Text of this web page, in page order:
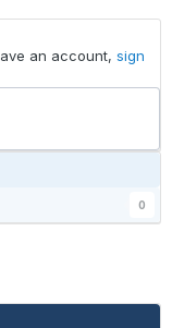
an account, sign
0